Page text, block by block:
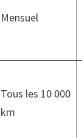
Mensuel
Tous les 10 000
km